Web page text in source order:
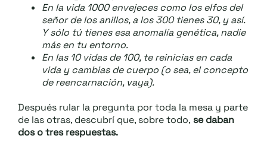
En la vida 1000 envejeces como los elfos del
señor de los anillos, a los 300 tienes 30, y así.
Y sólo tú tienes esa anomalía genética, nadie
más en tu entorno.
En las 10 vidas de 100, te reinicias en cada
vida y cambias de cuerpo (o sea, el concepto
de reencarnación, vaya).
Después rular la pregunta por toda la mesa y parte
de las otras, descubrí que, sobre todo, se daban
dos o tres respuestas.